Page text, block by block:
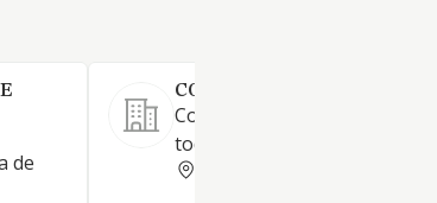
de
CONSTRUCCIONES ECAY SL
Construcción,
todo tipo de edificaciones.